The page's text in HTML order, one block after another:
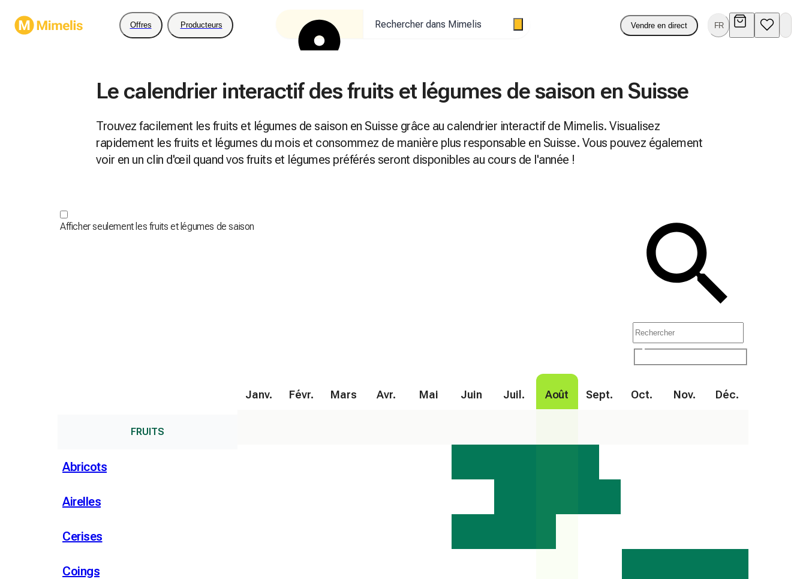
Offres Producteurs Rechercher dans Mimelis Vendre en direct FR
Le calendrier interactif des fruits et légumes de saison en Suisse
Trouvez facilement les fruits et légumes de saison en Suisse grâce au calendrier interactif de Mimelis. Visualisez
rapidement les fruits et légumes du mois et consommez de manière plus responsable en Suisse. Vous pouvez également
voir en un clin d'œil quand vos fruits et légumes préférés seront disponibles au cours de l'année !
Afficher seulement les fruits et légumes de saison
FRUITS
Abricots
Airelles
Cerises
Coings
Janv. Févr. Mars Avr. Mai Juin Juil. Août Sept. Oct. Nov. Déc.